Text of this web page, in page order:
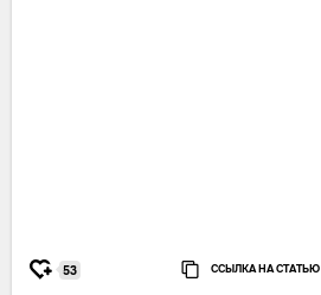
53 ССЫЛКА НА СТАТЬЮ